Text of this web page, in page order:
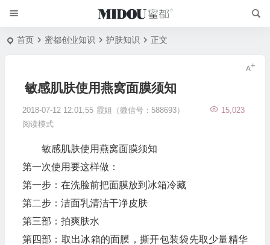
首页 蜜都创业知识 护肤知识 正文
敏感肌肤使用燕窝面膜须知
2018-07-12 12:01:55 霞姐（微信号：588693）
15,023
阅读模式
敏感肌肤使用燕窝面膜须知
第一次使用要这样做：
第一步：在洗脸前把面膜放到冰箱冷藏
第二步：洁面乳清洁干净皮肤
第三部：拍爽肤水
第四部：取出冰箱的面膜，撕开包装袋先取少量精华